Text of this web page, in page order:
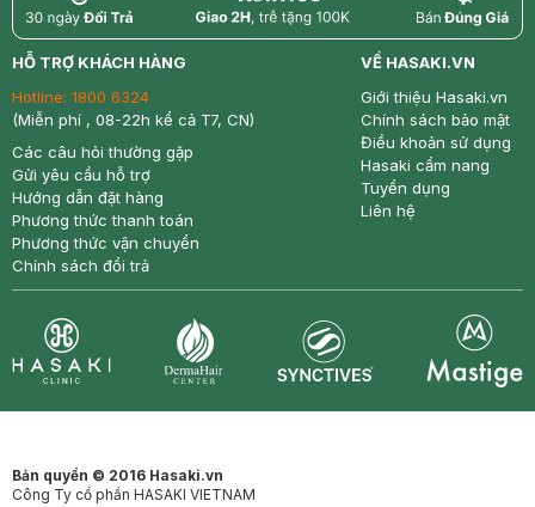
return nowfree price
HỖ TRỢ KHÁCH HÀNG
Hotline: 1800 6324
(Miễn phí , 08-22h kể cả T7, CN)
Các câu hỏi thường gặp
Gửi yêu cầu hỗ trợ
Hướng dẫn đặt hàng
Phương thức thanh toán
Phương thức vận chuyển
Chính sách đổi trả
VỀ HASAKI.VN
Giới thiệu Hasaki.vn
Chính sách bảo mật
Điều khoản sử dụng
Hasaki cẩm nang
Tuyển dụng
Liên hệ
Bản quyền © 2016 Hasaki.vn
Công Ty cổ phần HASAKI VIETNAM